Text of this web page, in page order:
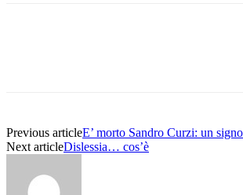
Previous articleE’ morto Sandro Curzi: un
Next articleDislessia… cos’è